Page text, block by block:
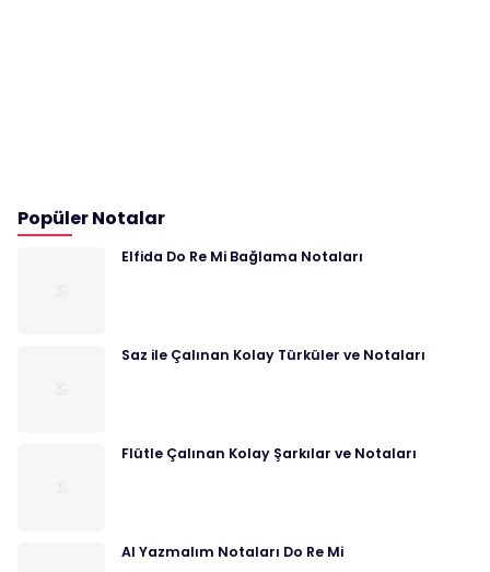
Popüler Notalar
Elfida Do Re Mi Bağlama Notaları
Saz ile Çalınan Kolay Türküler ve Notaları
Flütle Çalınan Kolay Şarkılar ve Notaları
Al Yazmalım Notaları Do Re Mi